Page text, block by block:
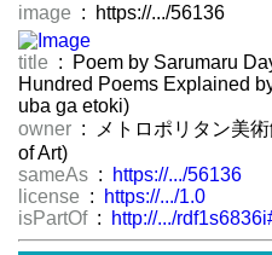
image : https://.../56136
title : Poem by Sarumaru
Hundred Poems Explained
uba ga etoki)
owner : メトロポリタン美
of Art)
sameAs :
https://.../56136
license :
https://.../1.0
isPartOf : http://.../